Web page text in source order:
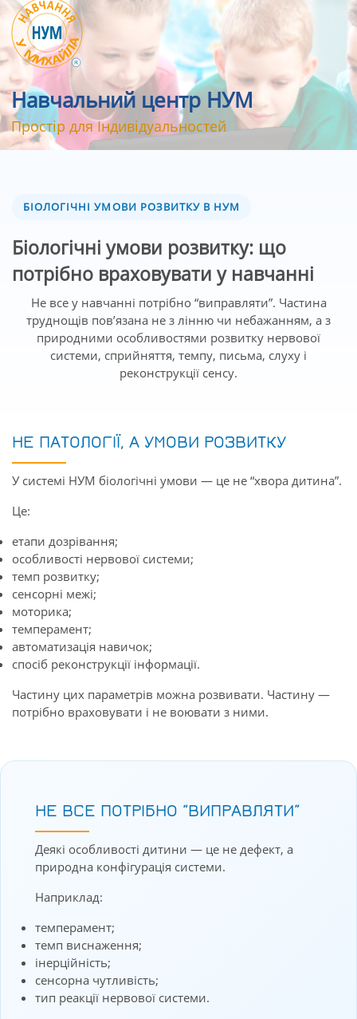
Навчальний центр НУМ
Простір для Індивідуальностей
БІОЛОГІЧНІ УМОВИ РОЗВИТКУ В НУМ
Біологічні умови розвитку: що
потрібно враховувати у навчанні
Не все у навчанні потрібно “виправляти”. Частина
труднощів пов’язана не з лінню чи небажанням, а з
природними особливостями розвитку нервової
системи, сприйняття, темпу, письма, слуху і
реконструкції сенсу.
НЕ ПАТОЛОГІЇ, А УМОВИ РОЗВИТКУ
У системі НУМ біологічні умови — це не “хвора дитина”.
Це:
етапи дозрівання;
особливості нервової системи;
темп розвитку;
сенсорні межі;
моторика;
темперамент;
автоматизація навичок;
спосіб реконструкції інформації.
Частину цих параметрів можна розвивати. Частину —
потрібно враховувати і не воювати з ними.
НЕ ВСЕ ПОТРІБНО “ВИПРАВЛЯТИ”
Деякі особливості дитини — це не дефект, а
природна конфігурація системи.
Наприклад:
темперамент;
темп виснаження;
інерційність;
сенсорна чутливість;
тип реакції нервової системи.